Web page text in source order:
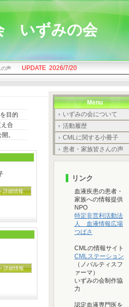
いずみの会
の声 UPDATE 2026/7/20
目的
合
。
詳細情報
詳細情報
Menu
いずみの会について
活動履歴
CMLに関する小冊子
患者・家族皆さんの声
リンク
血液疾患の患者・
家族への情報提供
NPO
特定非営利活動法
人 血液情報広場
つばさ
CMLの情報サイト
CMLステーション
（ノバルティスフ
ァーマ）
いずみの会制作協
力
認定血液専門医を